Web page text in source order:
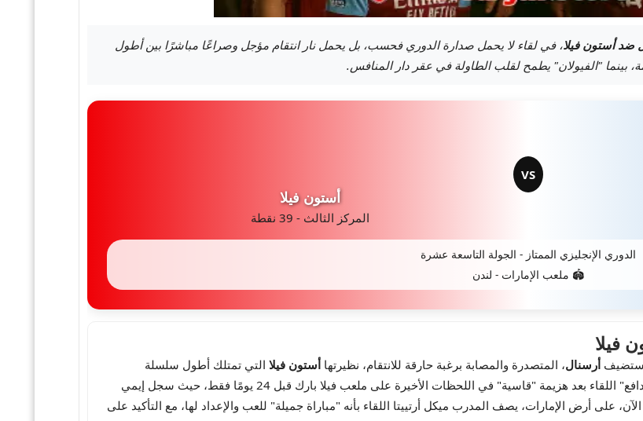
ضد أستون فيلا، في لقاء لا يحمل صدارة الدوري فحسب، بل يحمل نار انتقام مؤجل وصراعًا مباشرًا بين أطول
بينما "الفيولان" يطمح لقلب الطاولة في عقر دار المنافس.
VS
أستون فيلا
المركز الثالث - 39 نقطة
الدوري الإنجليزي الممتاز - الجولة التاسعة عشرة
🏟️ ملعب الإمارات - لندن
فيلا
أرسنال، المتصدرة والمصابة برغبة حارقة للانتقام، نظيرتهاأستون فيلا التي تمتلك أطول سلسلة
انتصارات في تاريخها وتتسلل بهدوء نحو صدارة الدوري. يدخل "المدافع" اللقاء بعد هزيمة "قاسية" في اللحظات الأخيرة على ملعب فيلا بارك قبل 24 يومًا فقط، حيث سجل إيمي
في الدقيقة 95 لينهي المباراة لصالح الفريق المضيف 2-1. الآن، على أرض الإمارات، يصف المدرب ميكل أرتييتا اللقاء بأنه "مباراة جميلة" للعب والإعداد لها، مع التأكيد على